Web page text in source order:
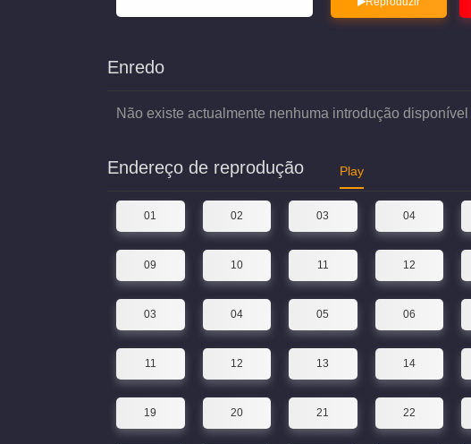
Enredo
Não existe actualmente nenhuma introdução disponível
Endereço de reprodução Play
01 02 03 04
09 10 11 12
03 04 05 06
11 12 13 14
19 20 21 22